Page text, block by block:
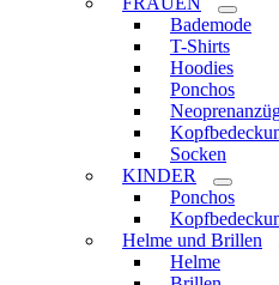
Bademode
T-Shirts
Hoodies
Ponchos
Socken
KINDER
Ponchos
Helme und Brillen
Helme